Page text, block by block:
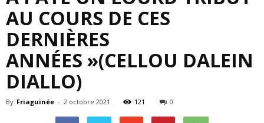
AU COURS DE CES
DERNIÈRES
ANNÉES »(CELLOU DALEIN
DIALLO)
By Friaguinée - 2 octobre 2021 121 0